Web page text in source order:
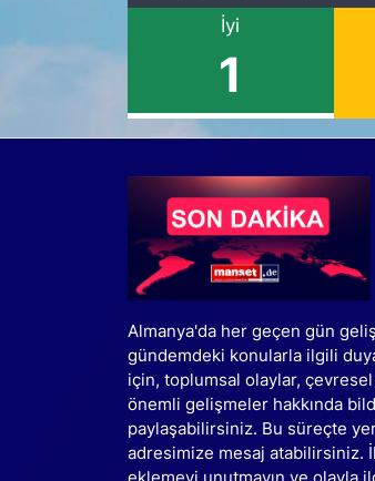
İyi
1
Almanya'da her geçen gün
gündemdeki konularla ilgili
için, toplumsal olaylar,
önemli gelişmeler hakkında
paylaşabilirsiniz. Bu süreçte
adresimize mesaj atabilirsiniz.